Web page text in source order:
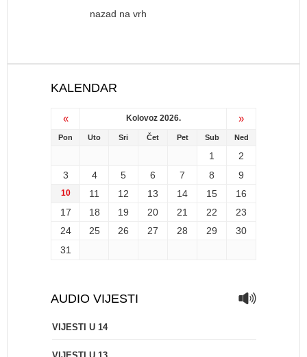
nazad na vrh
KALENDAR
« Kolovoz 2026. »
Pon Uto Sri Čet Pet Sub Ned
1
2
3
4 5 6 7 8 9
10 11 12 13 14 15
16
17
18 19 20 21 22
23
24
25 26 27 28 29
30
31
AUDIO VIJESTI
VIJESTI U 14